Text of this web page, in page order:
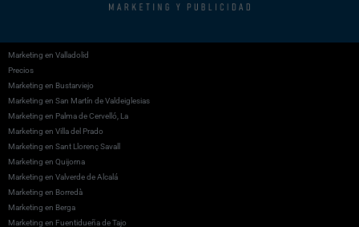
Marketing en Valladolid
Precios
Marketing en Bustarviejo
Marketing en San Martín de Valdeiglesias
Marketing en Palma de Cervelló, La
Marketing en Villa del Prado
Marketing en Sant Llorenç Savall
Marketing en Quijorna
Marketing en Valverde de Alcalá
Marketing en Borredà
Marketing en Berga
Marketing en Fuentidueña de Tajo